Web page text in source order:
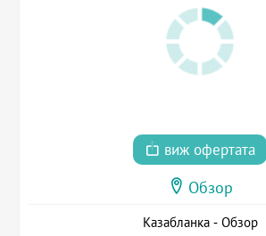
виж офертата
Обзор
Казабланка - Обзор